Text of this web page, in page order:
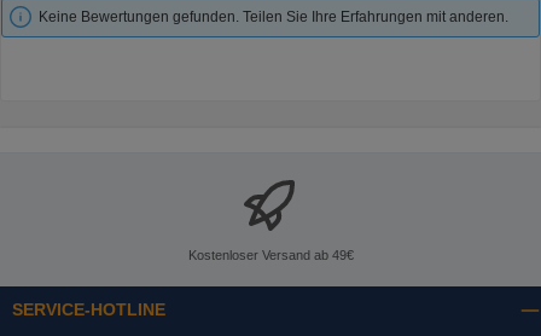
Keine Bewertungen gefunden. Teilen Sie Ihre Erfahrungen mit anderen.
Kostenloser Versand ab 49€
SERVICE-HOTLINE